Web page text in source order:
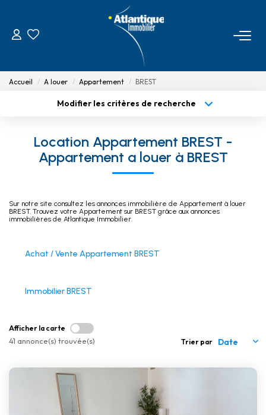
ACHETER
PROGRAMME NEUF
LOUER
Accueil A louer Appartement BREST
Modifier les critères de recherche
Sélectionnez...
Type de bien
Surface min
Créer une alerte
Location Appartement BREST -
Appartement a louer à BREST
Sur notre site consultez les annonces immobilière de Appartement à louer
BREST. Trouvez votre Appartement sur BREST grâce aux annonces
immobilières de Atlantique Immobilier.
Achat / Vente Appartement BREST
Immobilier BREST
Afficher la carte
41 annonce(s) trouvée(s) Trier par